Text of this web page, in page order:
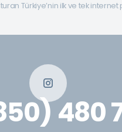
Türkiye’nin ilk ve tek
480